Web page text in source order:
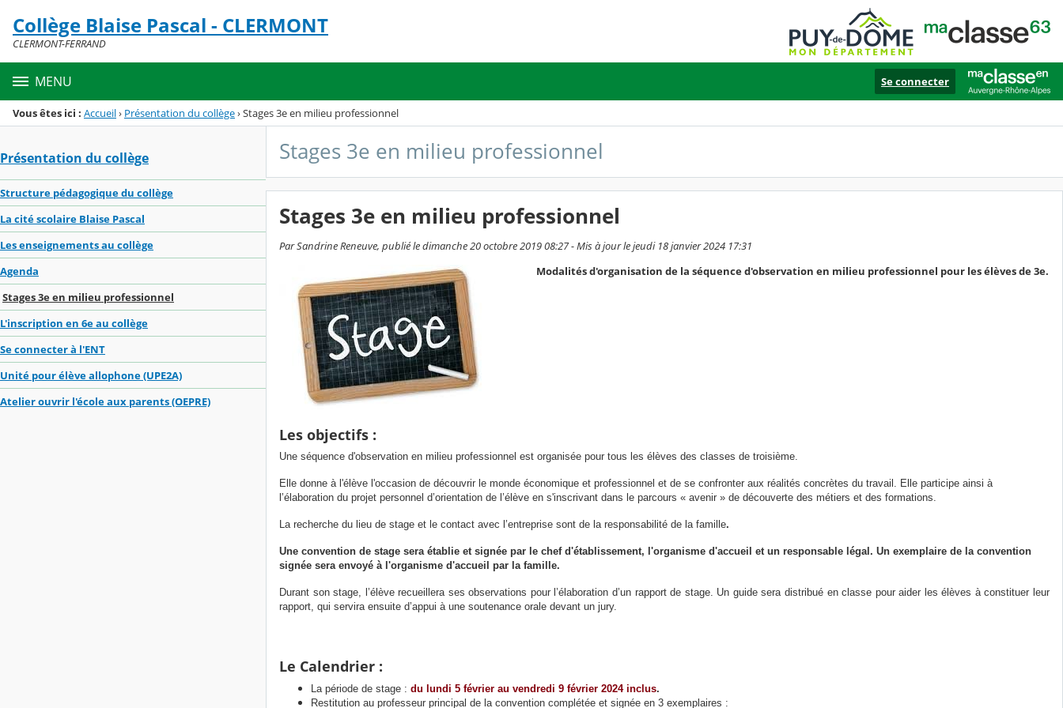
Menu de la rubrique
Contenu
Collège Blaise Pascal - CLERMONT
CLERMONT-FERRAND
MENU Se connecter
Vous êtes ici : Accueil› Présentation du collège›Stages 3e en milieu professionnel
Présentation du collège
Structure pédagogique du collège
La cité scolaire Blaise Pascal
Les enseignements au collège
Agenda
Stages 3e en milieu professionnel
L'inscription en 6e au collège
Se connecter à l'ENT
Unité pour élève allophone (UPE2A)
Atelier ouvrir l'école aux parents (OEPRE)
Stages 3e en milieu professionnel
Stages 3e en milieu professionnel
Par Sandrine Reneuve, publié le dimanche 20 octobre 2019 08:27 - Mis à jour le jeudi 18 janvier 2024 17:31
Modalités d'organisation de la séquence d'observation en milieu professionnel pour les élèves de 3e.
Les objectifs :
Une séquence d'observation en milieu professionnel est organisée pour tous les élèves des classes de troisième.
Elle donne à l'élève l'occasion de découvrir le monde économique et professionnel et de se confronter aux réalités concrètes du travail. Elle participe ainsi à
l’élaboration du projet personnel d’orientation de l’élève en s'inscrivant dans le parcours « avenir » de découverte des métiers et des formations.
La recherche du lieu de stage et le contact avec l’entreprise sont de la responsabilité de la famille.
Une convention de stage sera établie et signée par le chef d'établissement, l'organisme d'accueil et un responsable légal. Un exemplaire de la convention
signée sera envoyé à l'organisme d'accueil par la famille.
Durant son stage, l’élève recueillera ses observations pour l’élaboration d’un rapport de stage. Un guide sera distribué en classe pour aider les élèves à constituer leur
rapport, qui servira ensuite d’appui à une soutenance orale devant un jury.
Le Calendrier :
La période de stage : du lundi 5 février au vendredi 9 février 2024 inclus.
Restitution au professeur principal de la convention complétée et signée en 3 exemplaires :